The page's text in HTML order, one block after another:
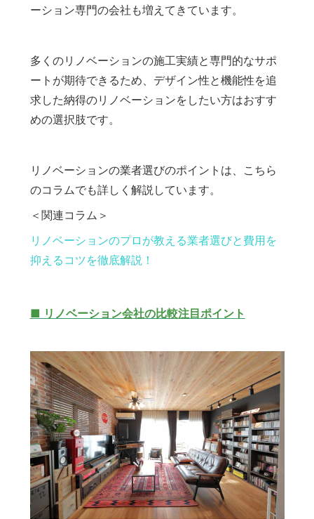
ーション専門の会社も増えてきています。
多くのリノベーションの施工実績と専門的なサポ
ートが期待できるため、デザイン性と機能性を追
求した納得のリノベーションをしたい方はおすす
めの選択肢です。
リノベーションの業者選びのポイントは、こちら
のコラムでも詳しく解説しています。
＜関連コラム＞
リノベーションのプロが教える業者選びと費用を
抑えるコツを徹底解説！
■ リノベーション会社の比較注目ポイント